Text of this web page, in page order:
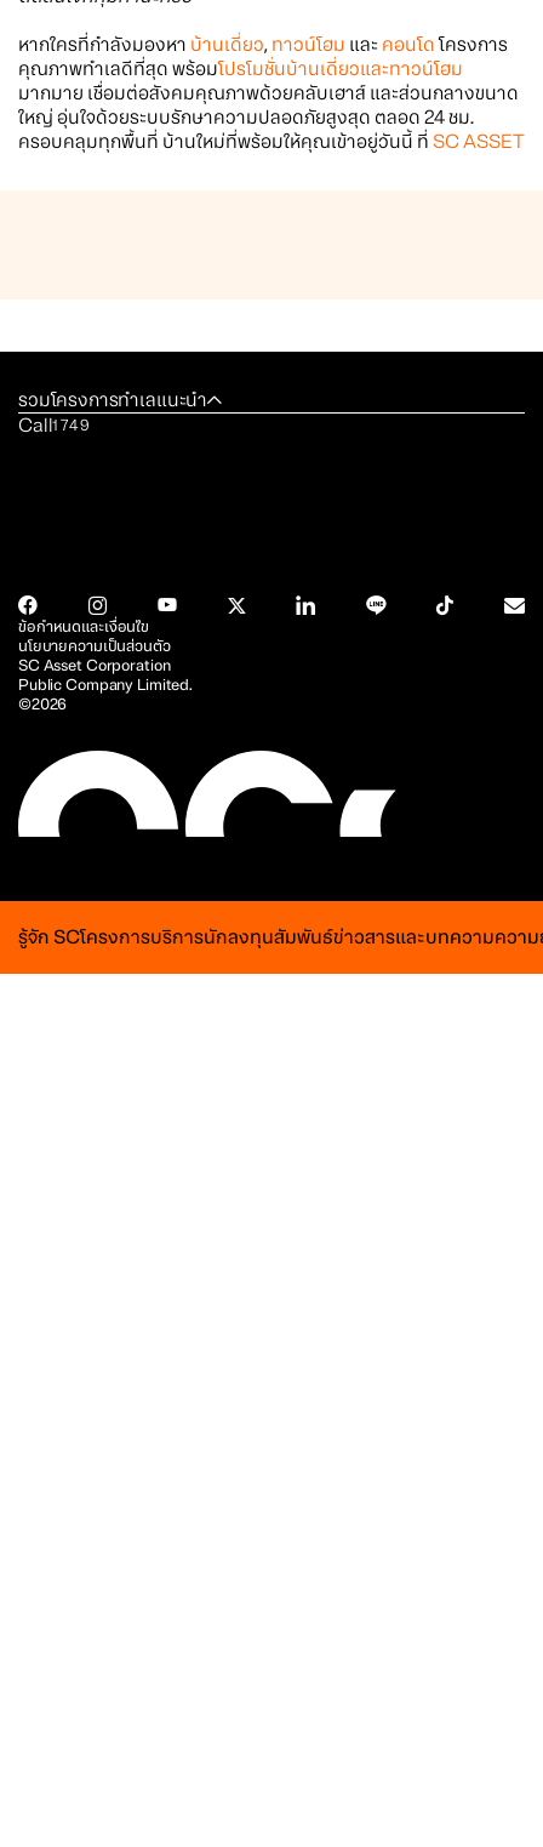
หากใครที่กำลังมองหา บ้านเดี่ยว, ทาวน์โฮม และ คอนโด โครงการ
คุณภาพทำเลดีที่สุด พร้อมโปรโมชั่นบ้านเดี่ยวและทาวน์โฮม
มากมาย เชื่อมต่อสังคมคุณภาพด้วยคลับเฮาส์ และส่วนกลางขนาด
ใหญ่ อุ่นใจด้วยระบบรักษาความปลอดภัยสูงสุด ตลอด 24 ชม.
ครอบคลุมทุกพื้นที่ บ้านใหม่ที่พร้อมให้คุณเข้าอยู่วันนี้ ที่ SC ASSET
รวมโครงการทำเลแนะนำ
Call1749
SC Asset Corporation
Public Company Limited.
©2026
ข้อกำหนดและเงื่อนไข
นโยบายความเป็นส่วนตัว
รู้จัก SCโครงการบริการนักลงทุนสัมพันธ์ข่าวสารและบทความควา